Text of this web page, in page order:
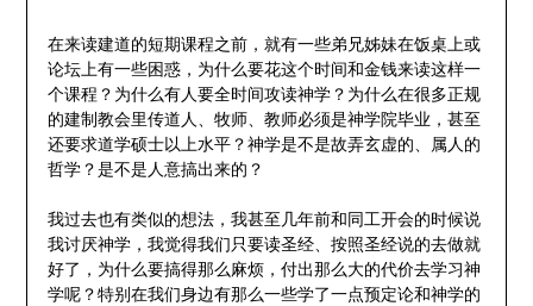
在来读建道的短期课程之前，就有一些弟兄姊妹在饭桌上或
论坛上有一些困惑，为什么要花这个时间和金钱来读这样一
个课程？为什么有人要全时间攻读神学？为什么在很多正规
的建制教会里传道人、牧师、教师必须是神学院毕业，甚至
还要求道学硕士以上水平？神学是不是故弄玄虚的、属人的
哲学？是不是人意搞出来的？
我过去也有类似的想法，我甚至几年前和同工开会的时候说
我讨厌神学，我觉得我们只要读圣经、按照圣经说的去做就
好了，为什么要搞得那么麻烦，付出那么大的代价去学习神
学呢？特别在我们身边有那么一些学了一点预定论和神学的